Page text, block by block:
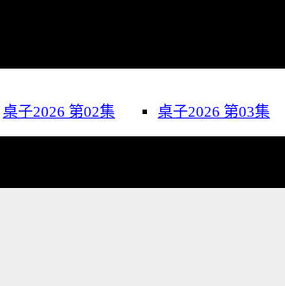
桌子2026 第02集 桌子2026 第03集